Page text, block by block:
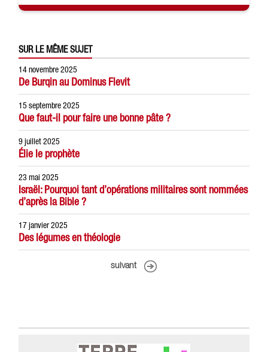
SUR LE MÊME SUJET
14 novembre 2025
De Burqin au Dominus Flevit
15 septembre 2025
Que faut-il pour faire une bonne pâte ?
9 juillet 2025
Élie le prophète
23 mai 2025
Israël: Pourquoi tant d’opérations militaires sont nommées
d’après la Bible ?
17 janvier 2025
Des légumes en théologie
suivant